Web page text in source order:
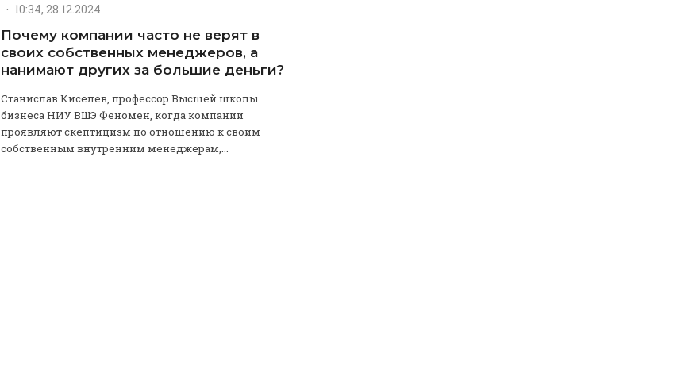
· 10:34, 28.12.2024
Почему компании часто не верят в
своих собственных менеджеров, а
нанимают других за большие деньги?
Станислав Киселев, профессор Высшей школы
бизнеса НИУ ВШЭ Феномен, когда компании
проявляют скептицизм по отношению к своим
собственным внутренним менеджерам,...